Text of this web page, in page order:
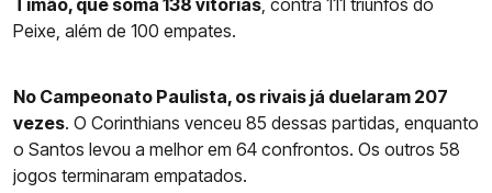
Timão, que soma 138 vitórias, contra 111 triunfos do
Peixe, além de 100 empates.
No Campeonato Paulista, os rivais já duelaram 207
vezes. O Corinthians venceu 85 dessas partidas, enquanto
o Santos levou a melhor em 64 confrontos. Os outros 58
jogos terminaram empatados.